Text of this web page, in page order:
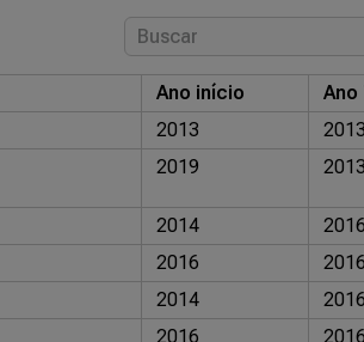
Ano início
Ano
2013
2013
2019 2013
2014
2016
2016
2016
2014
2016
2016 2016